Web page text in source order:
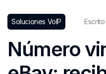
Soluciones VoIP
Número